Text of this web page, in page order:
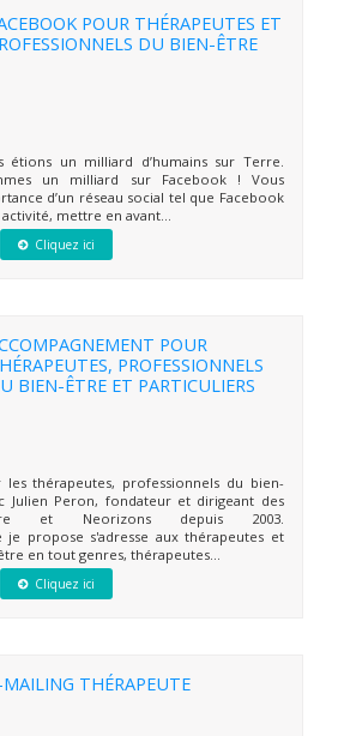
POUR THÉRAPEUTES ET
DU BIEN-ÊTRE
étions un milliard d’humains sur Terre.
un milliard sur Facebook ! Vous
d’un réseau social tel que Facebook
mettre en avant...
Cliquez ici
POUR
PROFESSIONNELS
BIEN-ÊTRE ET PARTICULIERS
les thérapeutes, professionnels du bien-
Julien Peron, fondateur et dirigeant des
et Neorizons depuis 2003.
je propose s'adresse aux thérapeutes et
en tout genres, thérapeutes...
Cliquez ici
MAILING THÉRAPEUTE